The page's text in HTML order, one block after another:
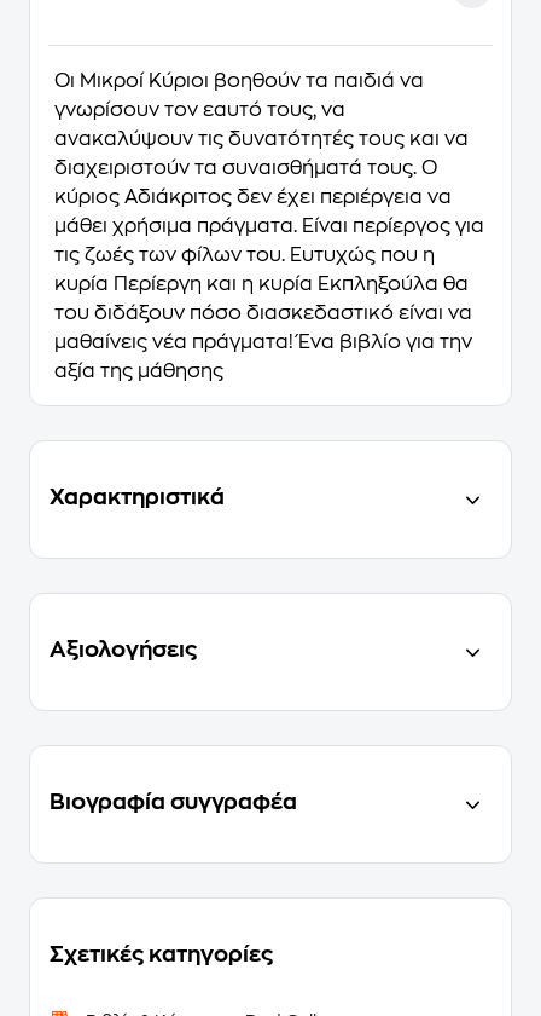
Οι Μικροί Κύριοι βοηθούν τα παιδιά να
γνωρίσουν τον εαυτό τους, να
ανακαλύψουν τις δυνατότητές τους και να
διαχειριστούν τα συναισθήματά τους. Ο
κύριος Αδιάκριτος δεν έχει περιέργεια να
μάθει χρήσιμα πράγματα. Είναι περίεργος για
τις ζωές των φίλων του. Ευτυχώς που η
κυρία Περίεργη και η κυρία Εκπληξούλα θα
του διδάξουν πόσο διασκεδαστικό είναι να
μαθαίνεις νέα πράγματα! Ένα βιβλίο για την
αξία της μάθησης
Χαρακτηριστικά
Αξιολογήσεις
Βιογραφία συγγραφέα
Σχετικές κατηγορίες